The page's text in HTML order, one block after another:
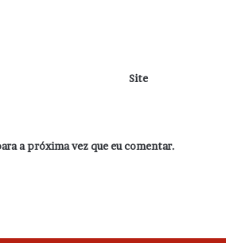
Site
a próxima vez que eu comentar.